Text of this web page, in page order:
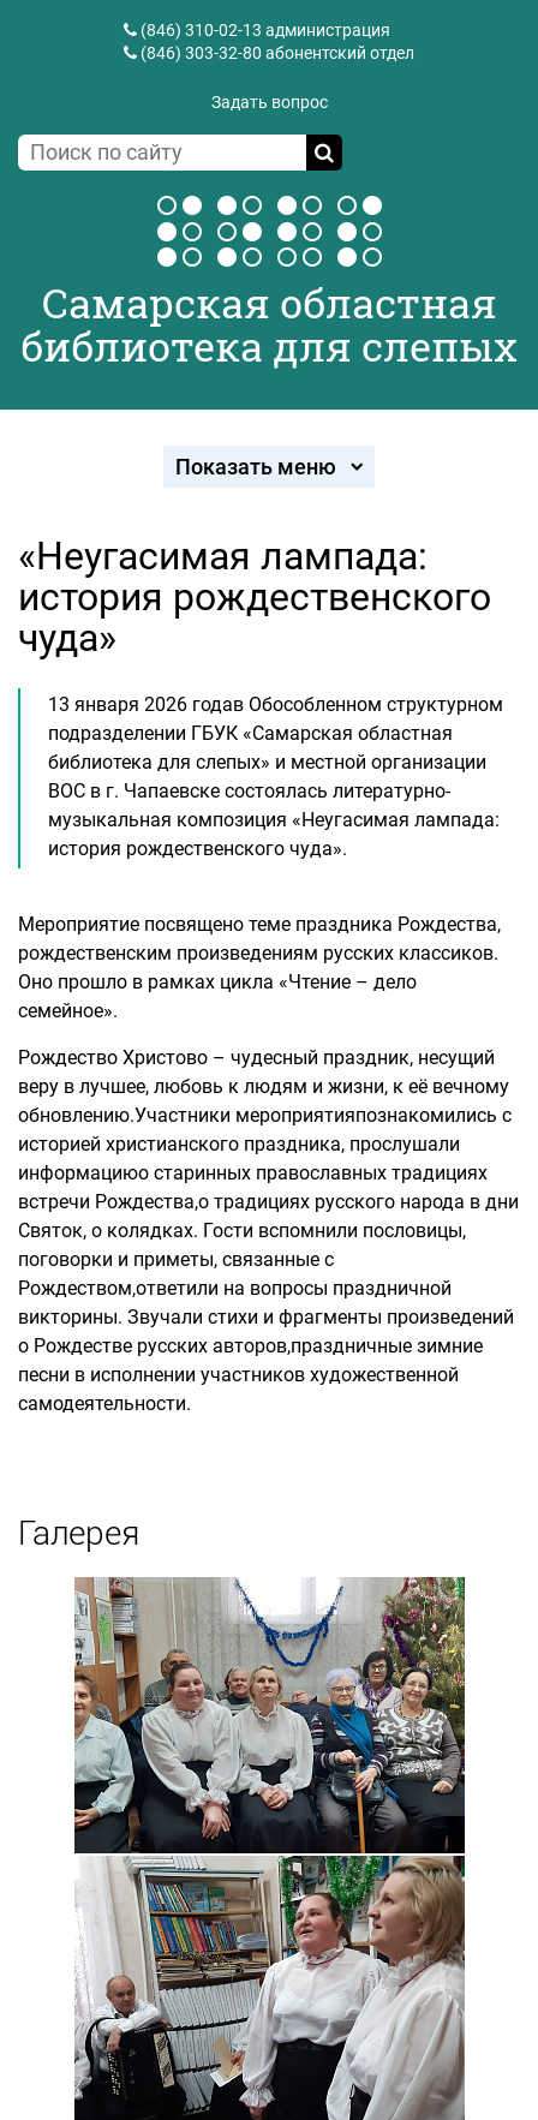
(846) 310-02-13 администрация
(846) 303-32-80 абонентский отдел
Задать вопрос
Самарская областная
библиотека для слепых
Показать меню
«Неугасимая лампада:
история рождественского
чуда»
13 января 2026 годав Обособленном структурном
подразделении ГБУК «Самарская областная
библиотека для слепых» и местной организации
ВОС в г. Чапаевске состоялась литературно-
музыкальная композиция «Неугасимая лампада:
история рождественского чуда».
Мероприятие посвящено теме праздника Рождества,
рождественским произведениям русских классиков.
Оно прошло в рамках цикла «Чтение – дело
семейное».
Рождество Христово – чудесный праздник, несущий
веру в лучшее, любовь к людям и жизни, к её вечному
обновлению.Участники мероприятияпознакомились с
историей христианского праздника, прослушали
информациюо старинных православных традициях
встречи Рождества,о традициях русского народа в дни
Святок, о колядках. Гости вспомнили пословицы,
поговорки и приметы, связанные с
Рождеством,ответили на вопросы праздничной
викторины. Звучали стихи и фрагменты произведений
о Рождестве русских авторов,праздничные зимние
песни в исполнении участников художественной
самодеятельности.
Галерея